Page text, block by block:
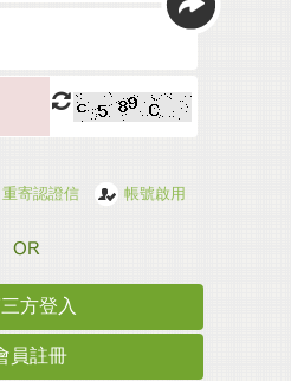
重寄認證信 帳號啟用
方登入
員註冊